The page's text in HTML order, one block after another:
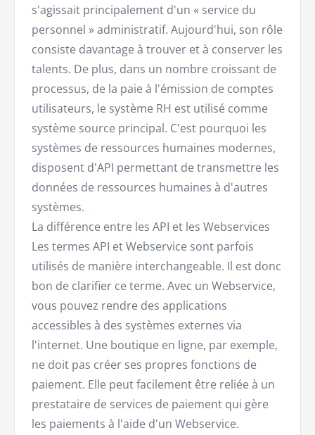
s'agissait principalement d'un « service du
personnel » administratif. Aujourd'hui, son rôle
consiste davantage à trouver et à conserver les
talents. De plus, dans un nombre croissant de
processus, de la paie à l'émission de comptes
utilisateurs, le système RH est utilisé comme
système source principal. C'est pourquoi les
systèmes de ressources humaines modernes,
disposent d'API permettant de transmettre les
données de ressources humaines à d'autres
systèmes.
La différence entre les API et les Webservices
Les termes API et Webservice sont parfois
utilisés de manière interchangeable. Il est donc
bon de clarifier ce terme. Avec un Webservice,
vous pouvez rendre des applications
accessibles à des systèmes externes via
l'internet. Une boutique en ligne, par exemple,
ne doit pas créer ses propres fonctions de
paiement. Elle peut facilement être reliée à un
prestataire de services de paiement qui gère
les paiements à l'aide d'un Webservice.